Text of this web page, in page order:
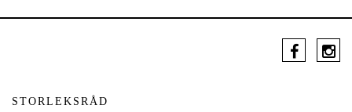
STORLEKSRÅD